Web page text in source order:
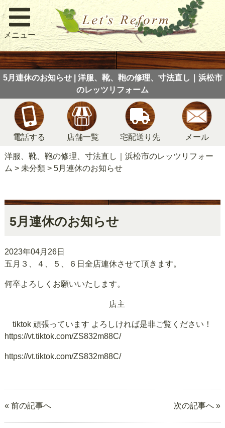
メニュー
5月連休のお知らせ | 洋服、靴、鞄の修理、寸法直し｜浜松市
のレッツリフォーム
電話する 店舗一覧 宅配送り先 メール
洋服、靴、鞄の修理、寸法直し｜浜松市のレッツリフォー
ム > 未分類> 5月連休のお知らせ
5月連休のお知らせ
2023年04月26日
五月３、４、５、６日全店連休させて頂きます。
何卒よろしくお願いいたします。
店主
tiktok 頑張っています よろしければ是非ご覧ください！
https://vt.tiktok.com/ZS832m88C/
https://vt.tiktok.com/ZS832m88C/
« 前の記事へ 次の記事へ »